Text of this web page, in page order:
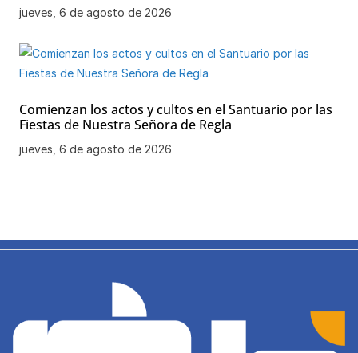
jueves, 6 de agosto de 2026
Comienzan los actos y cultos en el Santuario por las
Fiestas de Nuestra Señora de Regla
jueves, 6 de agosto de 2026